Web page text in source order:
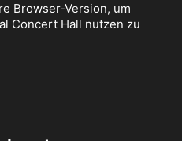
Browser-Version, um
Concert Hall nutzen zu